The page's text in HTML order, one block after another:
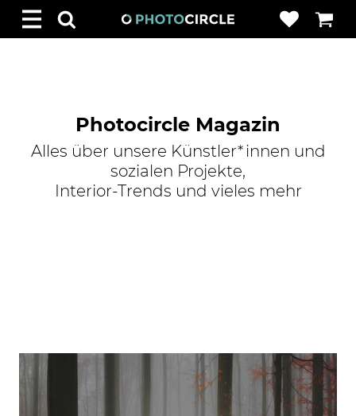
Photocircle Magazin
Alles über unsere Künstler*innen und
sozialen Projekte,
Interior-Trends und vieles mehr